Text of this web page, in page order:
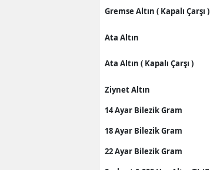
Gremse Altın ( Kapalı Çarşı )
Ata Altın
Ata Altın ( Kapalı Çarşı )
Ziynet Altın
14 Ayar Bilezik Gram
18 Ayar Bilezik Gram
22 Ayar Bilezik Gram